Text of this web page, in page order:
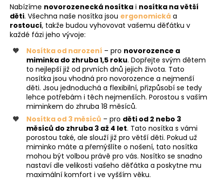
Nabízíme novorozenecká nosítka i nosítka na větší
děti. Všechna naše nosítka jsou ergonomická a
rostoucí, takže budou vyhovovat vašemu děťátku v
každé fázi jeho vývoje:
Nosítka od narození – pro novorozence a
miminka do zhruba 1,5 roku. Dopřejte svým dětem
to nejlepší již od prvních dnů jejich života. Tato
nosítka jsou vhodná pro novorozence a nejmenší
děti. Jsou jednoduchá a flexibilní, přizpůsobí se tedy
lehce potřebám i těch nejmenších. Porostou s vaším
miminkem do zhruba 18 měsíců.
Nosítka od 3 měsíců – pro děti od 2 nebo 3
měsíců do zhruba 3 až 4 let. Tato nosítka s vámi
porostou také, ale slouží již pro větší děti. Pokud už
miminko máte a přemýšlíte o nošení, tato nosítka
mohou být volbou právě pro vás. Nosítko se snadno
nastaví dle velikosti vašeho děťátka a poskytne mu
maximální komfort i ve vyšším věku.
t
e
n
a
HLEDAT